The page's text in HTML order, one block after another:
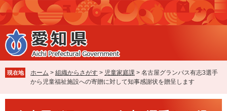
ペ
ー
ジ
の
先
で
す
メ
ニ
ュ
ー
を
ば
し
本
現在地 ホーム > 組織からさがす > 児童家庭課 > 名古屋グランパス有志3選手
から児童福祉施設への寄贈に対して知事感謝状を贈呈します